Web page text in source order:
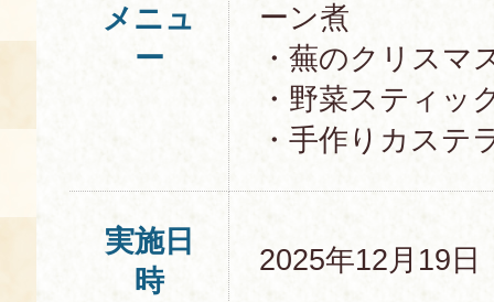
メニュ
ー
ーン煮
・蕪のクリスマ
・野菜スティッ
・手作りカステ
実施日
時
2025年12月19日